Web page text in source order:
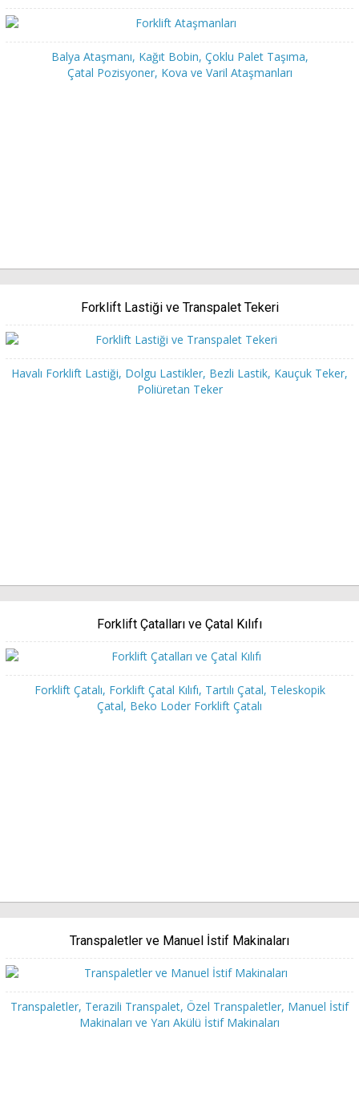
Balya Ataşmanı, Kağıt Bobin, Çoklu Palet Taşıma,
Çatal Pozisyoner, Kova ve Varil Ataşmanları
Forklift Lastiği ve Transpalet Tekeri
Havalı Forklift Lastiği, Dolgu Lastikler, Bezli Lastik, Kauçuk Teker,
Poliüretan Teker
Forklift Çatalları ve Çatal Kılıfı
Forklift Çatalı, Forklift Çatal Kılıfı, Tartılı Çatal, Teleskopik
Çatal, Beko Loder Forklift Çatalı
Transpaletler ve Manuel İstif Makinaları
Transpaletler, Terazili Transpalet, Özel Transpaletler, Manuel İstif
Makinaları ve Yarı Akülü İstif Makinaları